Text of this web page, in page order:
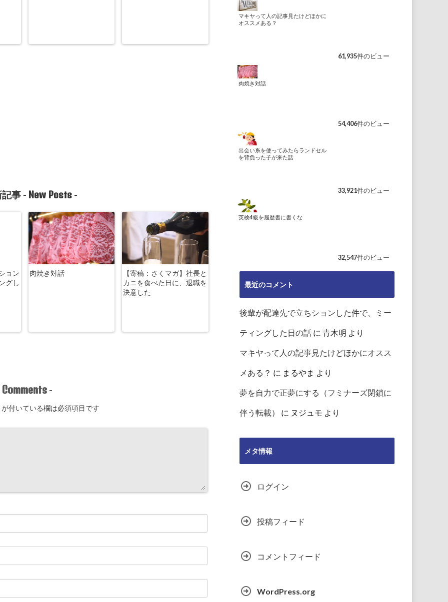
事 - New Posts -
ョン
グし
肉焼き対話
【寄稿：さくマガ】社長と
カニを食べた日に、退職を
決意した
Comments -
が付いている欄は必須項目です
マキヤって人の記事見たけどほかに
オススメある？
61,935件のビュー
肉焼き対話
54,406件のビュー
出会い系を使ってみたらランドセル
を背負った子が来た話
33,921件のビュー
英検4級を履歴書に書くな
32,547件のビュー
最近のコメント
後輩が配達先で立ちションした件で、ミー
ティングした日の話 に 青木明 より
マキヤって人の記事見たけどほかにオスス
メある？ に まるやま より
夢を自力で正夢にする（フミナーズ閉鎖に
伴う転載） に ヌジュモ より
メタ情報
ログイン
投稿フィード
コメントフィード
WordPress.org